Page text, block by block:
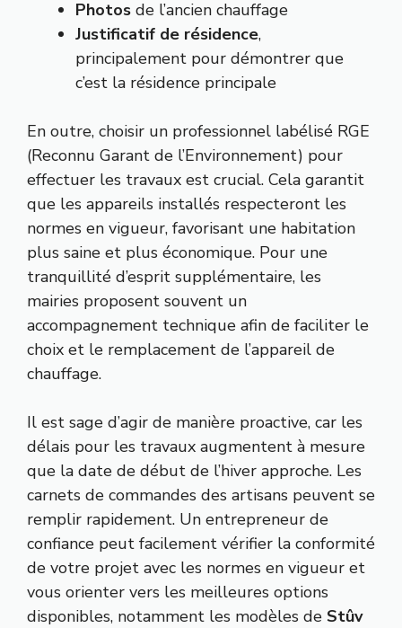
Photos de l’ancien chauffage
Justificatif de résidence,
principalement pour démontrer que
c’est la résidence principale
En outre, choisir un professionnel labélisé RGE
(Reconnu Garant de l’Environnement) pour
effectuer les travaux est crucial. Cela garantit
que les appareils installés respecteront les
normes en vigueur, favorisant une habitation
plus saine et plus économique. Pour une
tranquillité d’esprit supplémentaire, les
mairies proposent souvent un
accompagnement technique afin de faciliter le
choix et le remplacement de l’appareil de
chauffage.
Il est sage d’agir de manière proactive, car les
délais pour les travaux augmentent à mesure
que la date de début de l’hiver approche. Les
carnets de commandes des artisans peuvent se
remplir rapidement. Un entrepreneur de
confiance peut facilement vérifier la conformité
de votre projet avec les normes en vigueur et
vous orienter vers les meilleures options
disponibles, notamment les modèles de Stûv